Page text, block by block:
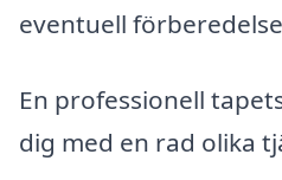
eventuell
En professionell
dig med en rad olika